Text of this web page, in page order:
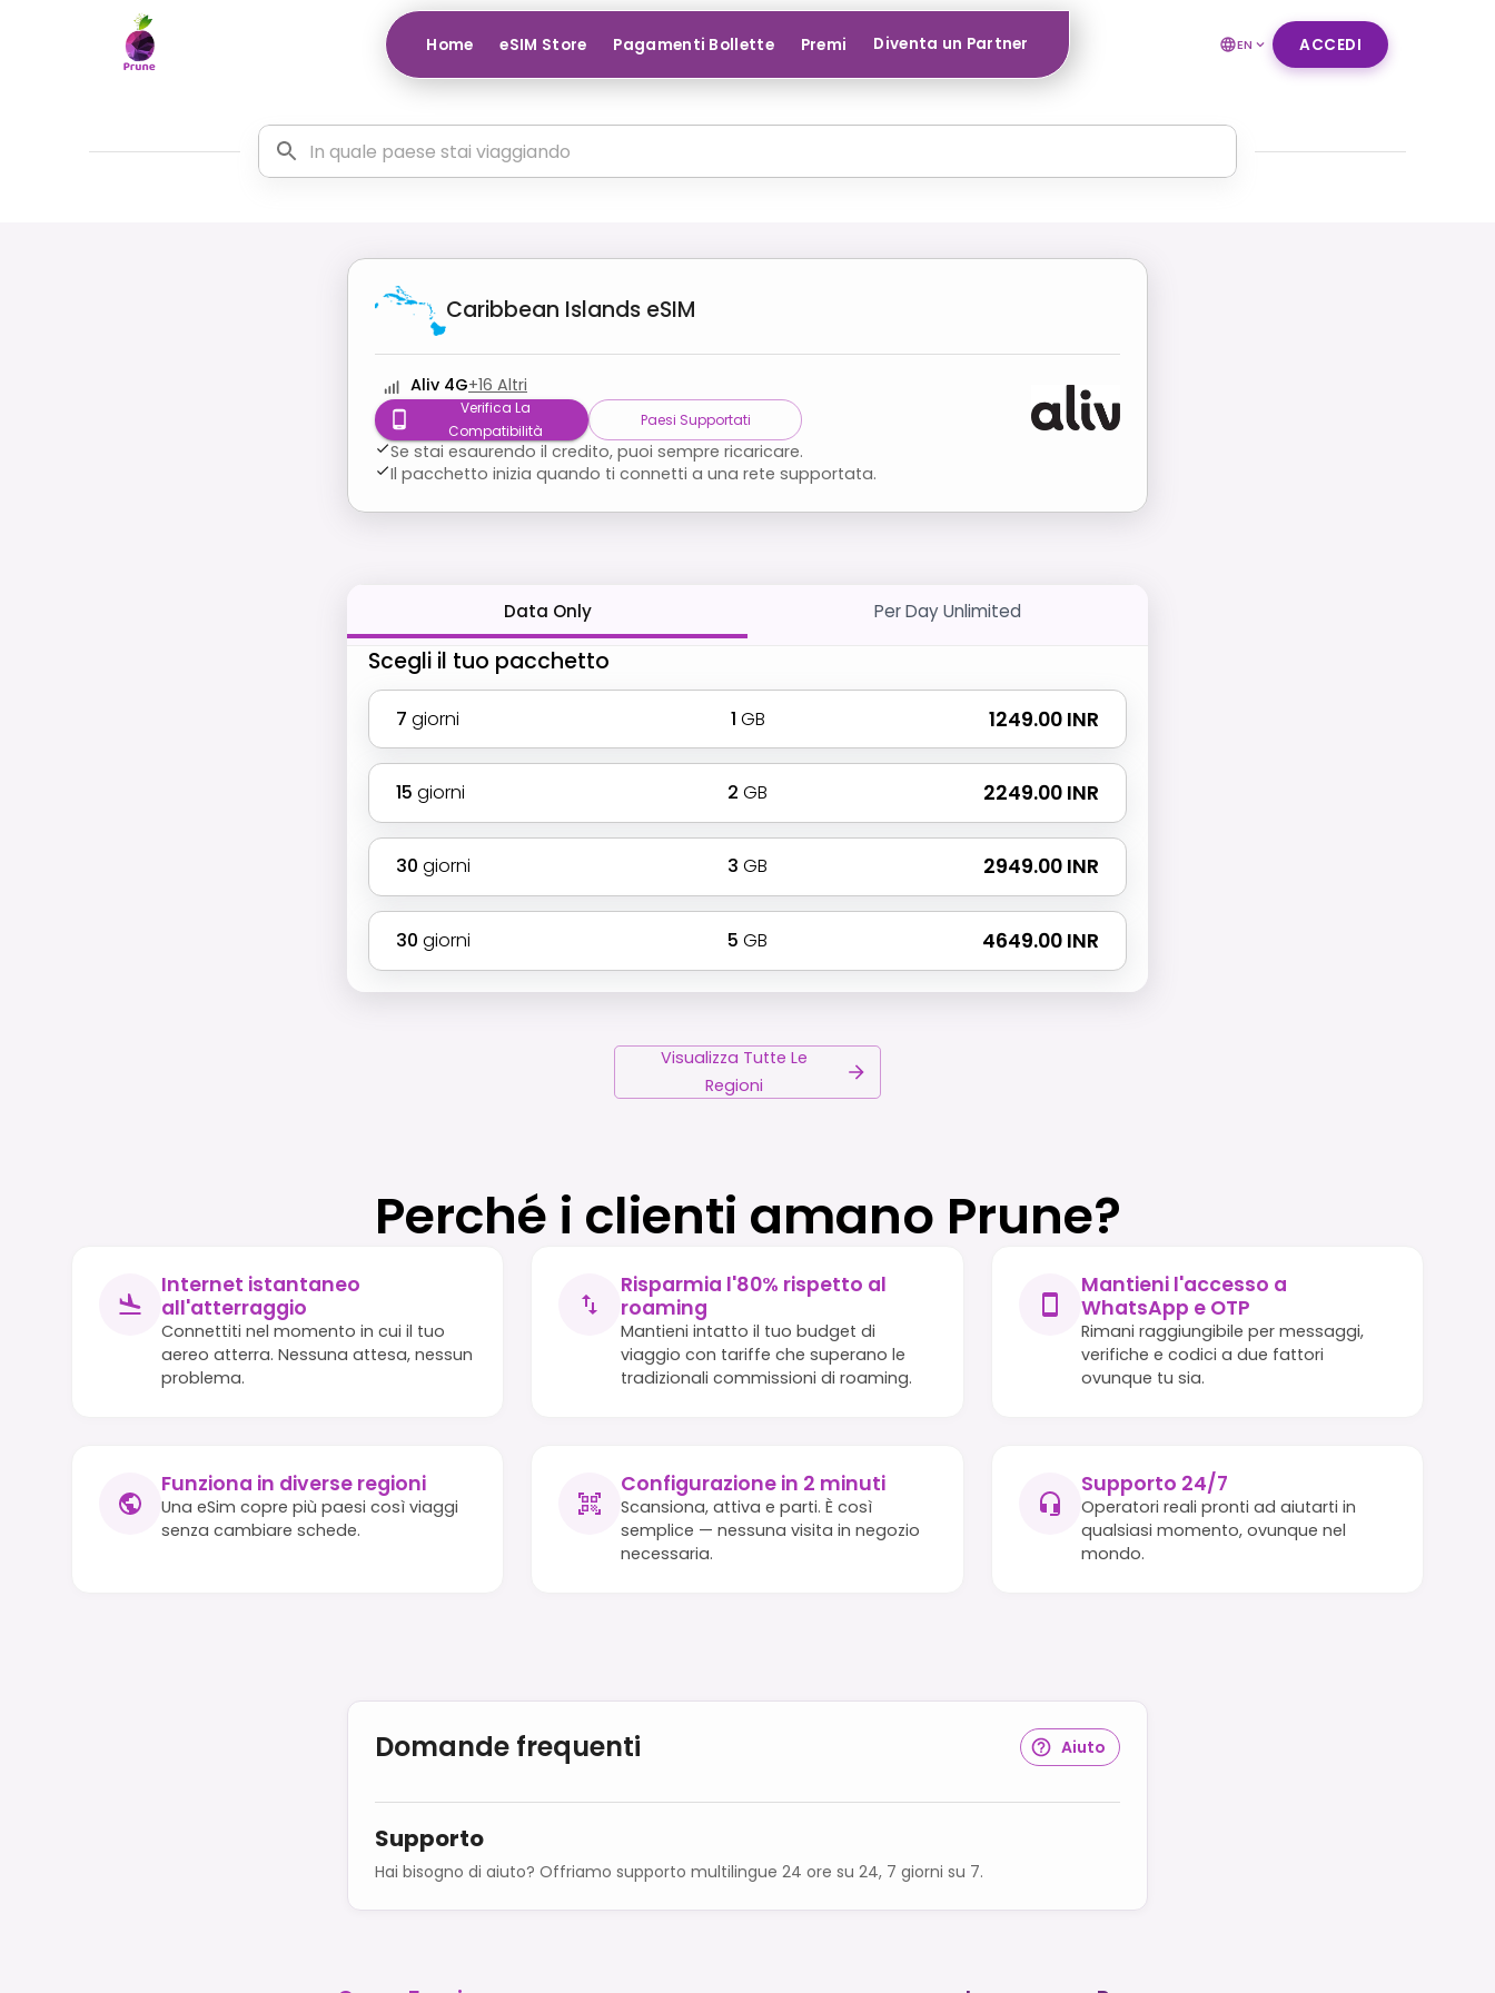
Home eSIM Store Pagamenti Bollette Premi Diventa un Partner EN ACCEDI
Caribbean Islands eSIM
Aliv 4G+16 Altri
Verifica La
Compatibilità
Paesi Supportati
Se stai esaurendo il credito, puoi sempre ricaricare.
Il pacchetto inizia quando ti connetti a una rete supportata.
Data Only Per Day Unlimited
Scegli il tuo pacchetto
7 giorni 1 GB ₹ 1249.00 INR
15 giorni 2 GB ₹ 2249.00 INR
30 giorni 3 GB ₹ 2949.00 INR
30 giorni 5 GB ₹ 4649.00 INR
Visualizza Tutte Le
Regioni
Perché i clienti amano Prune?
Internet istantaneo
all'atterraggio
Connettiti nel momento in cui il tuo
aereo atterra. Nessuna attesa, nessun
problema.
Risparmia l'80% rispetto al
roaming
Mantieni intatto il tuo budget di
viaggio con tariffe che superano le
tradizionali commissioni di roaming.
Mantieni l'accesso a
WhatsApp e OTP
Rimani raggiungibile per messaggi,
verifiche e codici a due fattori
ovunque tu sia.
Funziona in diverse regioni
Una eSim copre più paesi così viaggi
senza cambiare schede.
Configurazione in 2 minuti
Scansiona, attiva e parti. È così
semplice — nessuna visita in negozio
necessaria.
Supporto 24/7
Operatori reali pronti ad aiutarti in
qualsiasi momento, ovunque nel
mondo.
Domande frequenti Aiuto
Supporto
Hai bisogno di aiuto? Offriamo supporto multilingue 24 ore su 24, 7 giorni su 7.